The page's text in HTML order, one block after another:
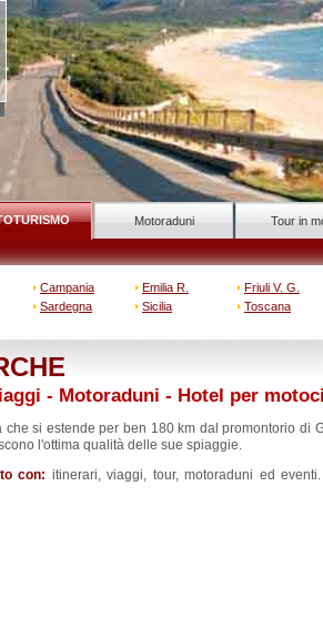
Motoraduni Tour in
Campania Emilia R. Friuli V. G.
Sardegna
Sicilia Toscana
- Motoraduni - Hotel per
si estende per ben 180 km dal promontorio di
l'ottima qualità delle sue spiaggie.
con: itinerari, viaggi, tour, motoraduni ed